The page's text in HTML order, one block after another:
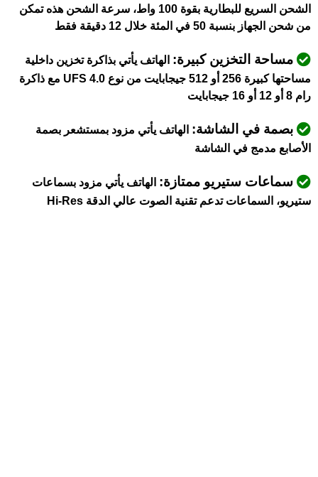
الشحن السريع للبطارية بقوة 100 واط، سرعة الشحن هذه تمكن
من شحن الجهاز بنسبة 50 في المئة خلال 12 دقيقة فقط
مساحة التخزين كبيرة: الهاتف يأتي بذاكرة تخزين داخلية
مساحتها كبيرة 256 أو 512 جيجابايت من نوع UFS 4.0 مع ذاكرة
رام 8 أو 12 أو 16 جيجابايت
بصمة في الشاشة: الهاتف يأتي مزود بمستشعر بصمة
الأصابع مدمج في الشاشة
سماعات ستيريو ممتازة: الهاتف يأتي مزود بسماعات
ستيريو، السماعات تدعم تقنية الصوت عالي الدقة Hi-Res